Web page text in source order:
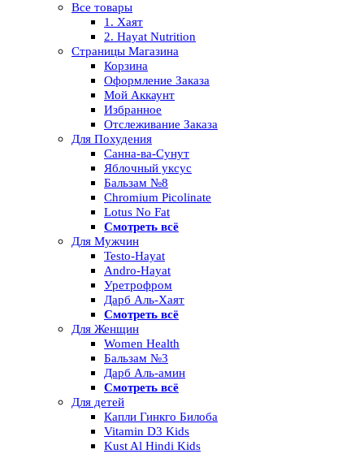
Все товары
1. Хаят
2. Hayat Nutrition
Страницы Магазина
Корзина
Оформление Заказа
Мой Аккаунт
Избранное
Отслеживание Заказа
Для Похудения
Санна-ва-Сунут
Яблочный уксус
Бальзам №8
Chromium Picolinate
Lotus No Fat
Смотреть всё
Для Мужчин
Testo-Hayat
Andro-Hayat
Уретрофром
Дарб Аль-Хаят
Смотреть всё
Для Женщин
Women Health
Бальзам №3
Дарб Аль-амин
Смотреть всё
Для детей
Капли Гинкго Билоба
Vitamin D3 Kids
Kust Al Hindi Kids